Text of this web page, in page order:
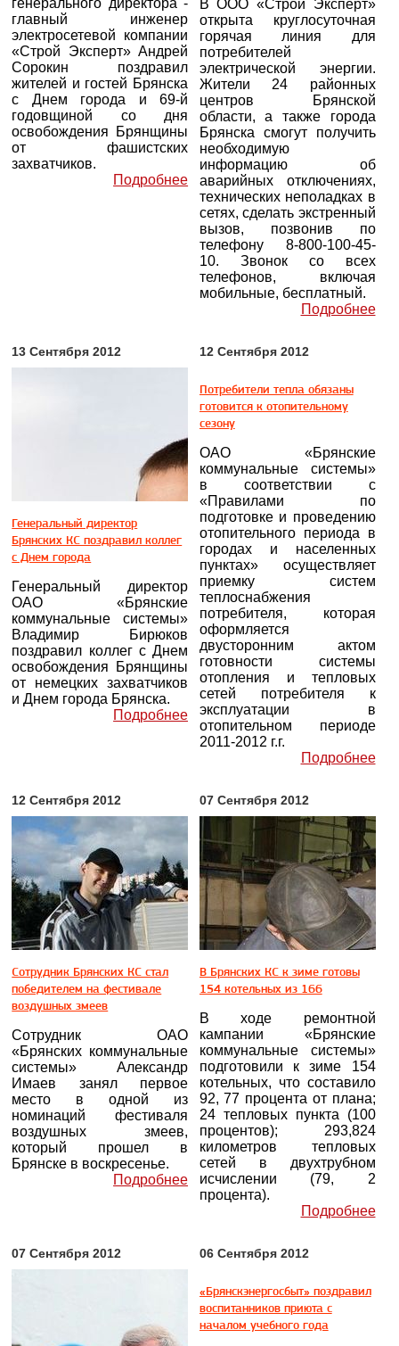
генерального директора -
главный инженер
электросетевой компании
«Строй Эксперт» Андрей
Сорокин поздравил
жителей и гостей Брянска
с Днем города и 69-й
годовщиной со дня
освобождения Брянщины
от фашистских
захватчиков.
Подробнее
В ООО «Строй Эксперт»
открыта круглосуточная
горячая линия для
потребителей
электрической энергии.
Жители 24 районных
центров Брянской
области, а также города
Брянска смогут получить
необходимую
информацию об
аварийных отключениях,
технических неполадках в
сетях, сделать экстренный
вызов, позвонив по
телефону 8-800-100-45-
10. Звонок со всех
телефонов, включая
мобильные, бесплатный.
Подробнее
13 Сентября 2012
Генеральный директор
Брянских КС поздравил коллег
с Днем города
Генеральный директор
ОАО «Брянские
коммунальные системы»
Владимир Бирюков
поздравил коллег с Днем
освобождения Брянщины
от немецких захватчиков
и Днем города Брянска.
Подробнее
12 Сентября 2012
Потребители тепла обязаны
готовится к отопительному
сезону
ОАО «Брянские
коммунальные системы»
в соответствии с
«Правилами по
подготовке и проведению
отопительного периода в
городах и населенных
пунктах» осуществляет
приемку систем
теплоснабжения
потребителя, которая
оформляется
двусторонним актом
готовности системы
отопления и тепловых
сетей потребителя к
эксплуатации в
отопительном периоде
2011-2012 г.г.
Подробнее
12 Сентября 2012
Сотрудник Брянских КС стал
победителем на фестивале
воздушных змеев
Сотрудник ОАО
«Брянских коммунальные
системы» Александр
Имаев занял первое
место в одной из
номинаций фестиваля
воздушных змеев,
который прошел в
Брянске в воскресенье.
Подробнее
07 Сентября 2012
В Брянских КС к зиме готовы
154 котельных из 166
В ходе ремонтной
кампании «Брянские
коммунальные системы»
подготовили к зиме 154
котельных, что составило
92, 77 процента от плана;
24 тепловых пункта (100
процентов); 293,824
километров тепловых
сетей в двухтрубном
исчислении (79, 2
процента).
Подробнее
07 Сентября 2012 06 Сентября 2012
«Брянскэнергосбыт» поздравил
воспитанников приюта с
началом учебного года